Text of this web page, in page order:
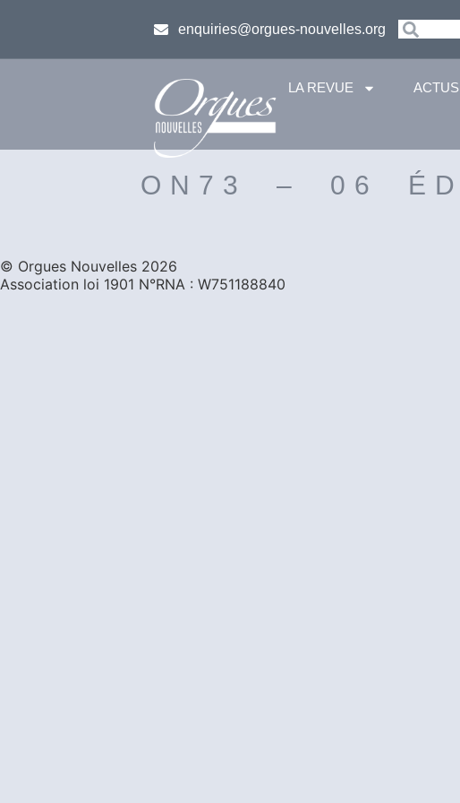
enquiries@orgues-nouvelles.org
LA REVUE ACTUS
ON73 – 06
©️ Orgues Nouvelles 2026
Association loi 1901 N°RNA : W751188840